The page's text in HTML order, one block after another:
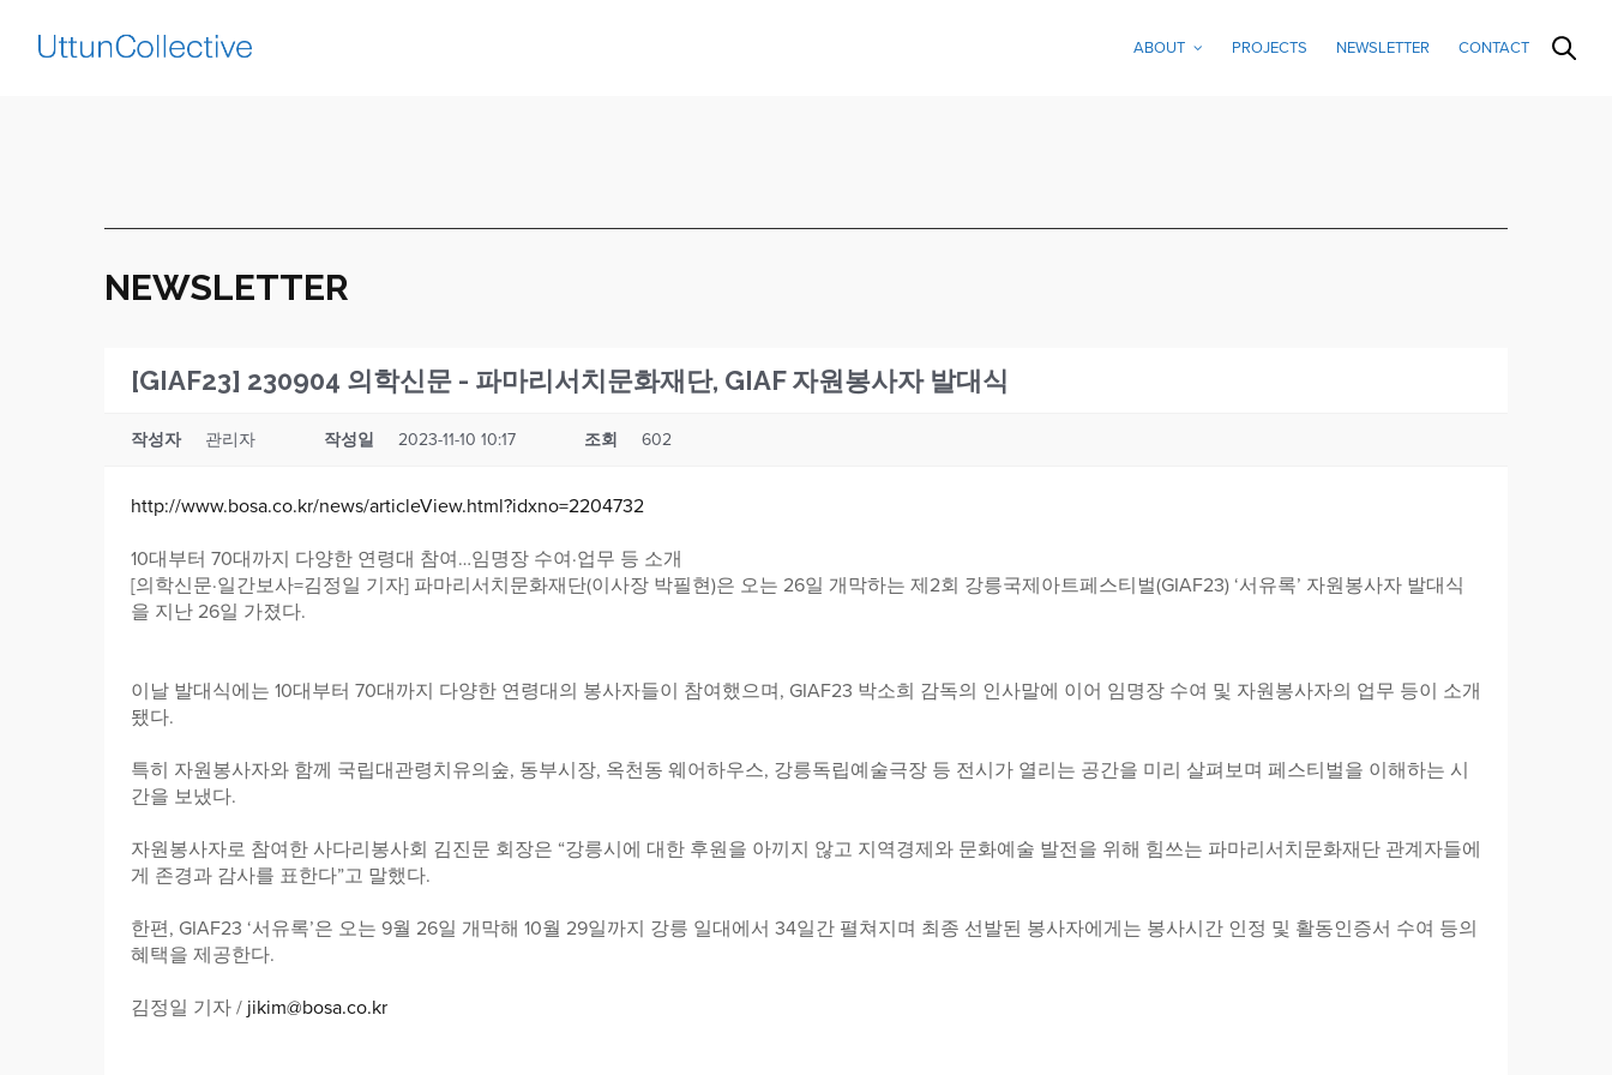
ABOUT PROJECTS NEWSLETTER CONTACT
NEWSLETTER
[GIAF23] 230904 의학신문 - 파마리서치문화재단, GIAF 자원봉사자 발대식
작성자 관리자 작성일 2023-11-10 10:17 조회 602
http://www.bosa.co.kr/news/articleView.html?idxno=2204732
10대부터 70대까지 다양한 연령대 참여…임명장 수여·업무 등 소개
[의학신문·일간보사=김정일 기자] 파마리서치문화재단(이사장 박필현)은 오는 26일 개막하는 제2회 강릉국제아트페스티벌(GIAF23) ‘서유록’ 자원봉사자 발대식
을 지난 26일 가졌다.
이날 발대식에는 10대부터 70대까지 다양한 연령대의 봉사자들이 참여했으며, GIAF23 박소희 감독의 인사말에 이어 임명장 수여 및 자원봉사자의 업무 등이 소개
됐다.
특히 자원봉사자와 함께 국립대관령치유의숲, 동부시장, 옥천동 웨어하우스, 강릉독립예술극장 등 전시가 열리는 공간을 미리 살펴보며 페스티벌을 이해하는 시
간을 보냈다.
자원봉사자로 참여한 사다리봉사회 김진문 회장은 “강릉시에 대한 후원을 아끼지 않고 지역경제와 문화예술 발전을 위해 힘쓰는 파마리서치문화재단 관계자들에
게 존경과 감사를 표한다”고 말했다.
한편, GIAF23 ‘서유록’은 오는 9월 26일 개막해 10월 29일까지 강릉 일대에서 34일간 펼쳐지며 최종 선발된 봉사자에게는 봉사시간 인정 및 활동인증서 수여 등의
혜택을 제공한다.
김정일 기자 / jikim@bosa.co.kr